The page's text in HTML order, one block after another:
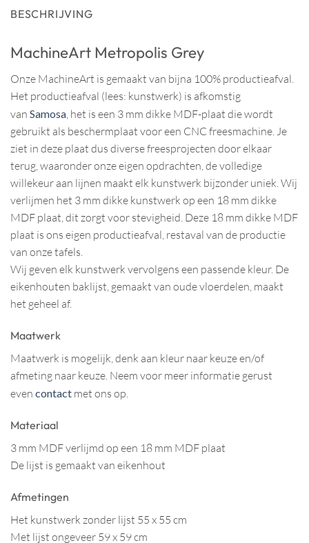
BESCHRIJVING
MachineArt Metropolis Grey
Onze MachineArt is gemaakt van bijna 100% productieafval.
Het productieafval (lees: kunstwerk) is afkomstig
van Samosa, het is een 3 mm dikke MDF-plaat die wordt
gebruikt als beschermplaat voor een CNC freesmachine. Je
ziet in deze plaat dus diverse freesprojecten door elkaar
terug, waaronder onze eigen opdrachten, de volledige
willekeur aan lijnen maakt elk kunstwerk bijzonder uniek. Wij
verlijmen het 3 mm dikke kunstwerk op een 18 mm dikke
MDF plaat, dit zorgt voor stevigheid. Deze 18 mm dikke MDF
plaat is ons eigen productieafval, restaval van de productie
van onze tafels.
Wij geven elk kunstwerk vervolgens een passende kleur. De
eikenhouten baklijst, gemaakt van oude vloerdelen, maakt
het geheel af.
Maatwerk
Maatwerk is mogelijk, denk aan kleur naar keuze en/of
afmeting naar keuze. Neem voor meer informatie gerust
even contact met ons op.
Materiaal
3 mm MDF verlijmd op een 18 mm MDF plaat
De lijst is gemaakt van eikenhout
Afmetingen
Het kunstwerk zonder lijst 55 x 55 cm
Met lijst ongeveer 59 x 59 cm